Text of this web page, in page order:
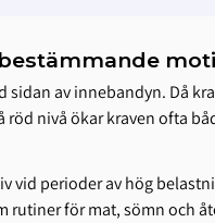
av innebandyn. Då
nivå ökar kraven ofta
vid perioder av hög
för mat, sömn och